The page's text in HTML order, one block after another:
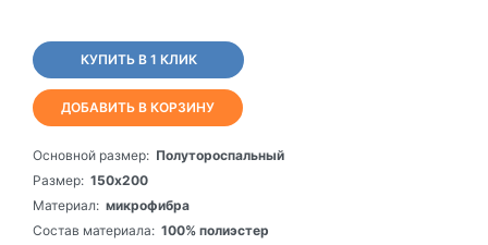
КУПИТЬ В 1 КЛИК
ДОБАВИТЬ В КОРЗИНУ
Основной размер: Полутороспальный
Размер: 150х200
Материал: микрофибра
Состав материала: 100% полиэстер